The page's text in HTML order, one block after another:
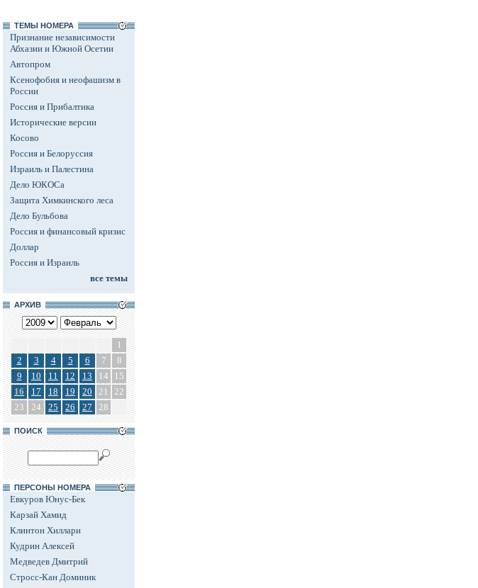
ТЕМЫ НОМЕРА
Признание независимости
Абхазии и Южной Осетии
Автопром
Ксенофобия и неофашизм в
России
Россия и Прибалтика
Исторические версии
Косово
Россия и Белоруссия
Израиль и Палестина
Дело ЮКОСа
Защита Химкинского леса
Дело Бульбова
Россия и финансовый кризис
Доллар
Россия и Израиль
все темы
АРХИВ
1
2
3 4 5 6 7
8
9
10 11 12 13 14
15
16
17 18 19 20 21
22
23
24 25 26 27 28
ПОИСК
ПЕРСОНЫ НОМЕРА
Евкуров Юнус-Бек
Карзай Хамид
Клинтон Хиллари
Кудрин Алексей
Медведев Дмитрий
Стросс-Кан Доминик